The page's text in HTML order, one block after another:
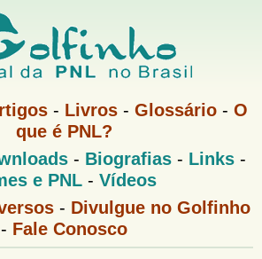
- Livros- Glossário- O
que é PNL?
- Biografias- Links-
e PNL - Vídeos
- Divulgue no Golfinho
- Fale Conosco